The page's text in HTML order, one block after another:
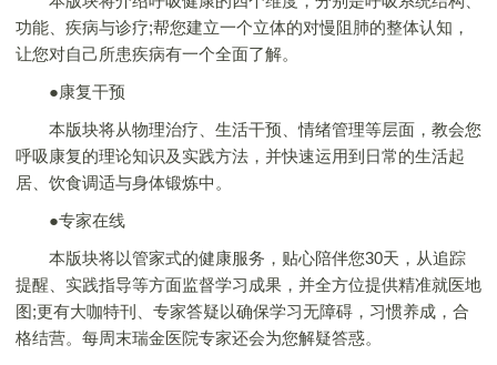
功能、疾病与诊疗;帮您建立一个立体的对慢阻肺的整体认知，
让您对自己所患疾病有一个全面了解。
●康复干预
本版块将从物理治疗、生活干预、情绪管理等层面，教会您
呼吸康复的理论知识及实践方法，并快速运用到日常的生活起
居、饮食调适与身体锻炼中。
●专家在线
本版块将以管家式的健康服务，贴心陪伴您30天，从追踪
提醒、实践指导等方面监督学习成果，并全方位提供精准就医地
图;更有大咖特刊、专家答疑以确保学习无障碍，习惯养成，合
格结营。每周末瑞金医院专家还会为您解疑答惑。